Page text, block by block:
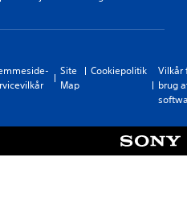
Site
Map
Cookiepolitik
Vilkår
brug